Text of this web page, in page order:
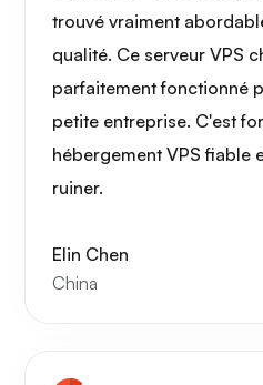
trouvé vraiment
qualité. Ce serveur VPS
parfaitement fonctionné
petite entreprise. C'est
hébergement VPS fiable
ruiner.
Elin Chen
China